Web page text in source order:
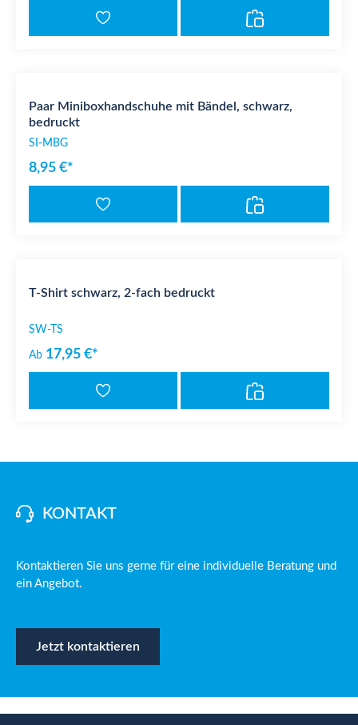
Paar Miniboxhandschuhe mit Bändel, schwarz,
bedruckt
SI-MBG
8,95 €*
T-Shirt schwarz, 2-fach bedruckt
SW-TS
Ab 17,95 €*
KONTAKT
Kontaktieren Sie uns gerne für eine individuelle Beratung und
ein Angebot.
Jetzt kontaktieren